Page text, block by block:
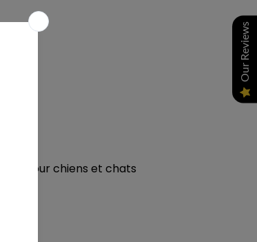
pour chiens et chats
Our Reviews